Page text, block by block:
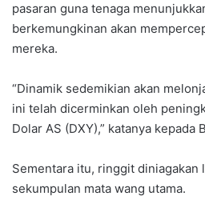
pasaran guna tenaga
berkemungkinan akan
mereka.
“Dinamik sedemikian akan
ini telah dicerminkan oleh
Dolar AS (DXY),” katanya kepada
Sementara itu, ringgit
sekumpulan mata wang utama.